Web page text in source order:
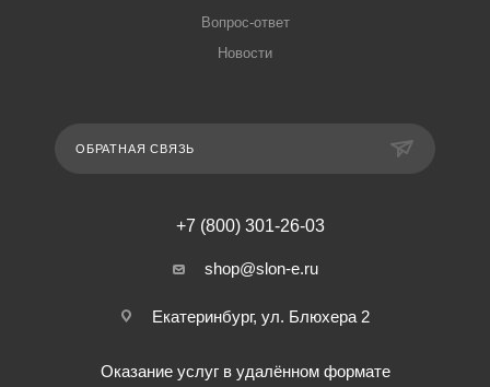
Вопрос-ответ
Новости
ОБРАТНАЯ СВЯЗЬ
+7 (800) 301-26-03
shop@slon-e.ru
Екатеринбург, ул. Блюхера 2
Оказание услуг в удалённом формате